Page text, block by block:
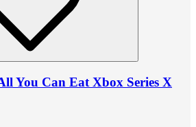
You Can Eat Xbox Series X